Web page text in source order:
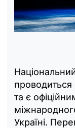
проводиться
та є
Україні.